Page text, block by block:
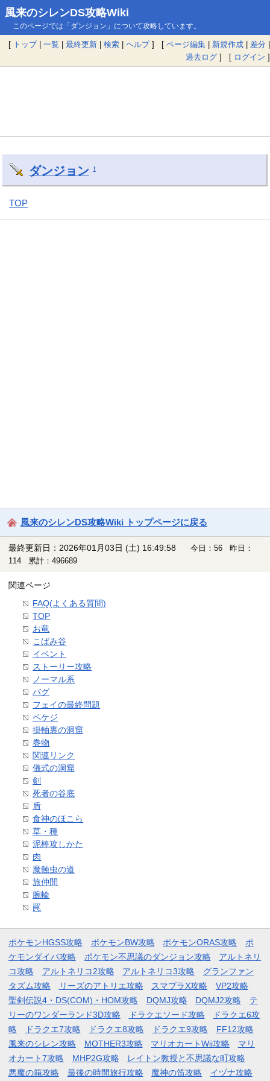
風来のシレンDS攻略Wiki
このページでは「ダンジョン」について攻略しています。
[ トップ| 一覧 | 最終更新 | 検索 | ヘルプ] [ ページ編集 | 新規作成 | 差分 |
過去ログ ] [ ログイン ]
ダンジョン †
TOP
風来のシレンDS攻略Wiki トップページに戻る
最終更新日：2026年01月03日 (土) 16:49:58
今日：56 昨日：
114 累計：496689
関連ページ
FAQ(よくある質問)
TOP
お竜
こばみ谷
イベント
ストーリー攻略
ノーマル系
バグ
フェイの最終問題
ペケジ
掛軸裏の洞窟
巻物
関連リンク
儀式の洞窟
剣
死者の谷底
盾
食神のほこら
草・種
泥棒攻しかた
肉
魔蝕虫の道
旅仲間
腕輪
罠
ポケモンHGSS攻略 ポケモンBW攻略 ポケモンORAS攻略
ポ
ケモンダイパ攻略
ポケモン不思議のダンジョン攻略
アルトネリ
コ攻略
アルトネリコ2攻略 アルトネリコ3攻略
グランファン
タズム攻略
リーズのアトリエ攻略 スマブラX攻略
VP2攻略
聖剣伝説4・DS(COM)・HOM攻略
DQMJ攻略 DQMJ2攻略
テ
リーのワンダーランド3D攻略
ドラクエソード攻略
ドラクエ6攻
略
ドラクエ7攻略 ドラクエ8攻略 ドラクエ9攻略
FF12攻略
風来のシレン攻略
MOTHER3攻略 マリオカートWii攻略
マリ
オカート7攻略
MHP2G攻略
レイトン教授と不思議な町攻略
悪魔の箱攻略
最後の時間旅行攻略 魔神の笛攻略 イヅナ攻略